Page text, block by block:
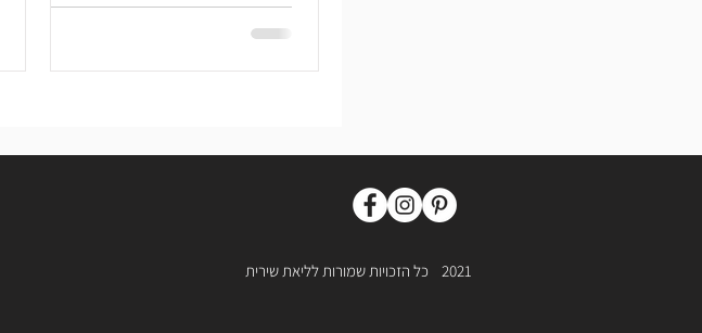
כל הזכויות שמורות לליאת שירית 2021